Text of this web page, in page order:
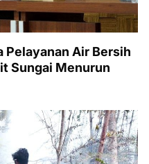
Pelayanan Air Bersih
Sungai Menurun